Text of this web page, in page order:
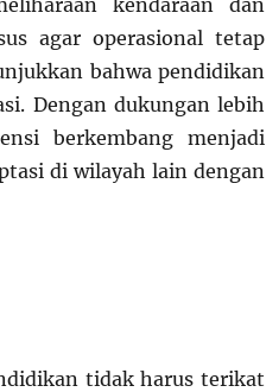
agar operasional tetap
bahwa pendidikan
Dengan dukungan lebih
berkembang menjadi
di wilayah lain dengan
tidak harus terikat